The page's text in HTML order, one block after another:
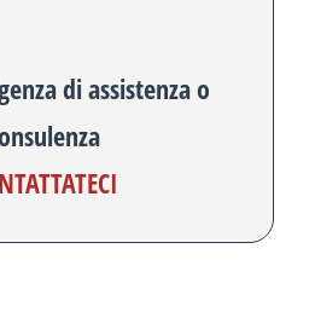
di assistenza o